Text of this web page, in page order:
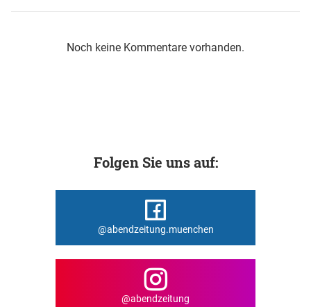
Noch keine Kommentare vorhanden.
Folgen Sie uns auf:
@abendzeitung.muenchen
@abendzeitung